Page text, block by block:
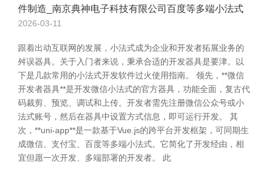
件制造_南京典神电子科技有限公司百度等多端小法式
2026-03-11
跟着出动互联网的发展，小法式成为企业和开发者拓展业务的
舛误器具。关于入门者来说，秉承合适的开发器具是要津。以
下是几款常用的小法式开发软件过火使用指南。 领先，**微信
开发者器具**是开发微信小法式的官方器具，功能全面，复古代
码裁剪、预览、调试和上传。开发者需先注册微信公众号或小
法式账号，然后在器具中设置方式信息，即可运行开发。 其
次，**uni-app**是一款基于Vue.js的跨平台开发框架，可同期生
成微信、支付宝、百度等多端小法式。它简化了开发经由，相
宜但愿一次开发、多端部署的开发者。 此